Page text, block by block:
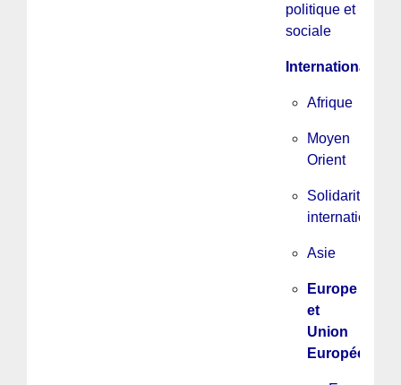
politique et
sociale
International
Afrique
Moyen
Orient
Solidarité
internationale
Asie
Europe
et
Union
Européenne